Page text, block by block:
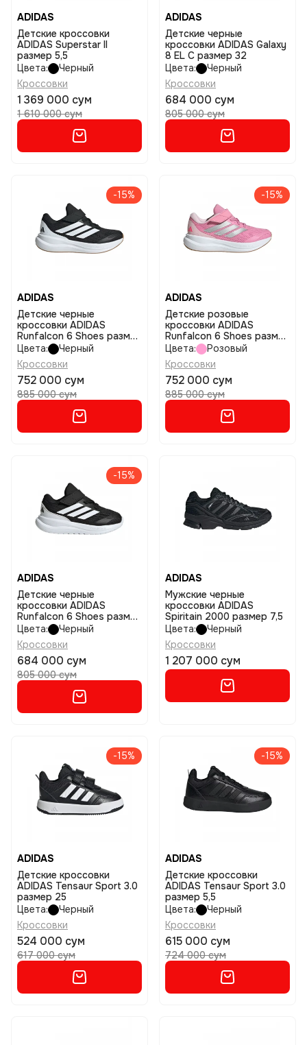
ADIDAS
Детские кроссовки
ADIDAS Superstar II
размер 5,5
Цвета:
Черный
Кроссовки
1 369 000 сум
1 610 000 сум
ADIDAS
Детские черные
кроссовки ADIDAS Galaxy
8 EL C размер 32
Цвета:
Черный
Кроссовки
684 000 сум
805 000 сум
-15%
ADIDAS
Детские черные
кроссовки ADIDAS
Runfalcon 6 Shoes размер
31,5
Цвета:
Черный
Кроссовки
752 000 сум
885 000 сум
-15%
ADIDAS
Детские розовые
кроссовки ADIDAS
Runfalcon 6 Shoes размер
28
Цвета:
Розовый
Кроссовки
752 000 сум
885 000 сум
-15%
ADIDAS
Детские черные
кроссовки ADIDAS
Runfalcon 6 Shoes размер
21
Цвета:
Черный
Кроссовки
684 000 сум
805 000 сум
ADIDAS
Мужские черные
кроссовки ADIDAS
Spiritain 2000 размер 7,5
Цвета:
Черный
Кроссовки
1 207 000 сум
-15%
ADIDAS
Детские кроссовки
ADIDAS Tensaur Sport 3.0
размер 25
Цвета:
Черный
Кроссовки
524 000 сум
617 000 сум
-15%
ADIDAS
Детские кроссовки
ADIDAS Tensaur Sport 3.0
размер 5,5
Цвета:
Черный
Кроссовки
615 000 сум
724 000 сум